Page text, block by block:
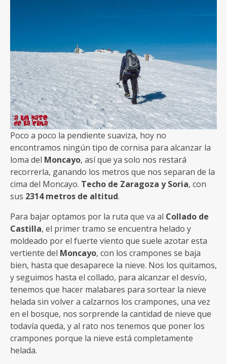
Poco a poco la pendiente suaviza, hoy no
encontramos ningún tipo de cornisa para alcanzar la
loma del Moncayo, así que ya solo nos restará
recorrerla, ganando los metros que nos separan de la
cima del Moncayo. Techo de Zaragoza y Soria, con
sus 2314 metros de altitud.
Para bajar optamos por la ruta que va al Collado de
Castilla, el primer tramo se encuentra helado y
moldeado por el fuerte viento que suele azotar esta
vertiente del Moncayo, con los crampones se baja
bien, hasta que desaparece la nieve. Nos los quitamos,
y seguimos hasta el collado, para alcanzar el desvío,
tenemos que hacer malabares para sortear la nieve
helada sin volver a calzarnos los crampones, una vez
en el bosque, nos sorprende la cantidad de nieve que
todavía queda, y al rato nos tenemos que poner los
crampones porque la nieve está completamente
helada.